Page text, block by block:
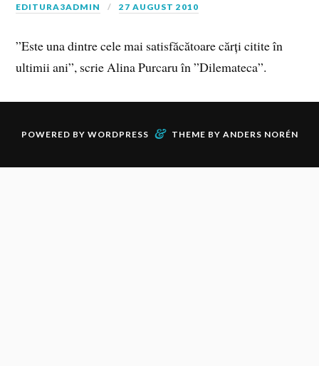
EDITURA3ADMIN 27 AUGUST 2010
”Este una dintre cele mai satisfăcătoare cărți citite în
ultimii ani”, scrie Alina Purcaru în ”Dilemateca”.
POWERED BY WORDPRESS & THEME BY ANDERS NORÉN